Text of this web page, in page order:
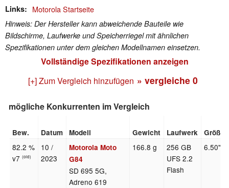
Links Motorola Startseite
Hinweis: Der Hersteller kann abweichende Bauteile wie
Bildschirme, Laufwerke und Speicherriegel mit ähnlichen
Spezifikationen unter dem gleichen Modellnamen einsetzen.
Vollständige Spezifikationen anzeigen
[+] Zum Vergleich hinzufügen » vergleiche 0
mögliche Konkurrenten im Vergleich
Bew. Datum Modell Gewicht Laufwerk Größe
82.2 %
v7(old)
10 /
2023
Motorola Moto
G84
SD 695 5G,
Adreno 619
166.8 g
256 GB
UFS 2.2
Flash
6.50"